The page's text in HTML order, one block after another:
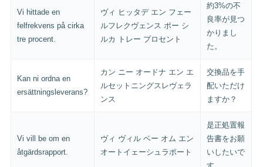
Vi hittade en
felfrekvens på cirka
tre procent.
ヴィ ヒッタデ エン フェー
ルフレクヴェンス ポー シ
ルカ トレー プロセント
約3%の不
良率が見つ
かりまし
た。
Kan ni ordna en
ersättningsleverans?
カン ニー オードナ エン エ
ルセットニングスレヴェラ
ンス
交換品を手
配いただけ
ますか？
Vi vill be om en
åtgärdsrapport.
ヴィ ヴィル ベー オム エン
オートイェーシュラポート
是正処置報
告書をお願
いしたいで